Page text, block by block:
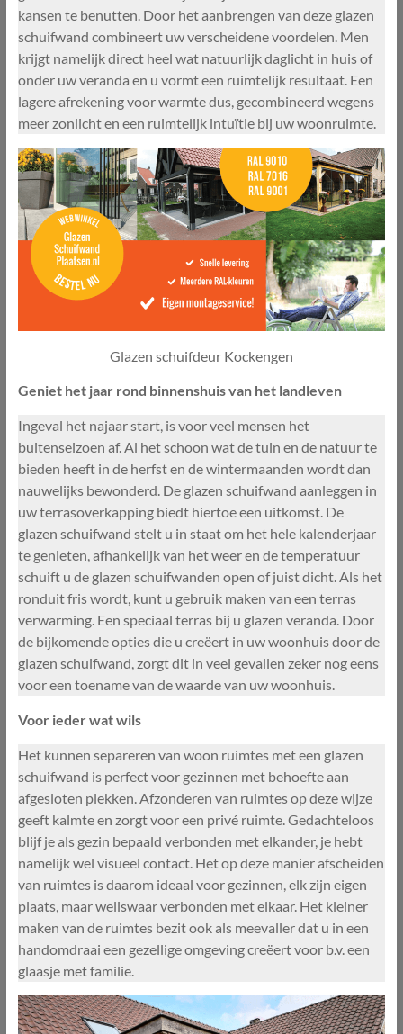
kansen te benutten. Door het aanbrengen van deze glazen
schuifwand combineert uw verscheidene voordelen. Men
krijgt namelijk direct heel wat natuurlijk daglicht in huis of
onder uw veranda en u vormt een ruimtelijk resultaat. Een
lagere afrekening voor warmte dus, gecombineerd wegens
meer zonlicht en een ruimtelijk intuïtie bij uw woonruimte.
Glazen schuifdeur Kockengen
Geniet het jaar rond binnenshuis van het landleven
Ingeval het najaar start, is voor veel mensen het
buitenseizoen af. Al het schoon wat de tuin en de natuur te
bieden heeft in de herfst en de wintermaanden wordt dan
nauwelijks bewonderd. De glazen schuifwand aanleggen in
uw terrasoverkapping biedt hiertoe een uitkomst. De
glazen schuifwand stelt u in staat om het hele kalenderjaar
te genieten, afhankelijk van het weer en de temperatuur
schuift u de glazen schuifwanden open of juist dicht. Als het
ronduit fris wordt, kunt u gebruik maken van een terras
verwarming. Een speciaal terras bij u glazen veranda. Door
de bijkomende opties die u creëert in uw woonhuis door de
glazen schuifwand, zorgt dit in veel gevallen zeker nog eens
voor een toename van de waarde van uw woonhuis.
Voor ieder wat wils
Het kunnen separeren van woon ruimtes met een glazen
schuifwand is perfect voor gezinnen met behoefte aan
afgesloten plekken. Afzonderen van ruimtes op deze wijze
geeft kalmte en zorgt voor een privé ruimte. Gedachteloos
blijf je als gezin bepaald verbonden met elkander, je hebt
namelijk wel visueel contact. Het op deze manier afscheiden
van ruimtes is daarom ideaal voor gezinnen, elk zijn eigen
plaats, maar weliswaar verbonden met elkaar. Het kleiner
maken van de ruimtes bezit ook als meevaller dat u in een
handomdraai een gezellige omgeving creëert voor b.v. een
glaasje met familie.